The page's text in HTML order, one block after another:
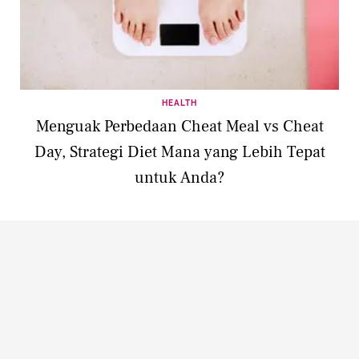
HEALTH
Menguak Perbedaan Cheat Meal vs Cheat
Day, Strategi Diet Mana yang Lebih Tepat
untuk Anda?